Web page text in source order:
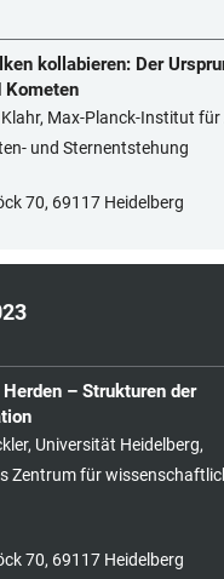
kollabieren: Der
Kometen
Max-Planck-Institut
und Sternentstehung
70, 69117 Heidelberg
– Strukturen der
Universität Heidelberg,
Zentrum für
70, 69117 Heidelberg